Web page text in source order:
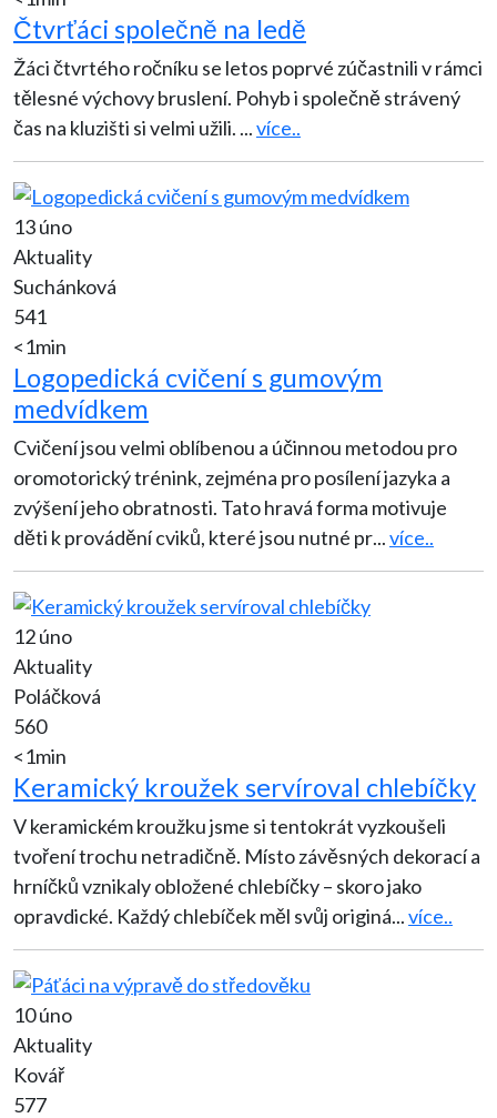
Čtvrťáci společně na ledě
Žáci čtvrtého ročníku se letos poprvé zúčastnili v rámci
tělesné výchovy bruslení. Pohyb i společně strávený
čas na kluzišti si velmi užili. ...více..
13 úno
Aktuality
Suchánková
541
<1min
Logopedická cvičení s gumovým
medvídkem
Cvičení jsou velmi oblíbenou a účinnou metodou pro
oromotorický trénink, zejména pro posílení jazyka a
zvýšení jeho obratnosti. Tato hravá forma motivuje
děti k provádění cviků, které jsou nutné pr...více..
12 úno
Aktuality
Poláčková
560
<1min
Keramický kroužek servíroval chlebíčky
V keramickém kroužku jsme si tentokrát vyzkoušeli
tvoření trochu netradičně. Místo závěsných dekorací a
hrníčků vznikaly obložené chlebíčky – skoro jako
opravdické. Každý chlebíček měl svůj originá...více..
10 úno
Aktuality
Kovář
577